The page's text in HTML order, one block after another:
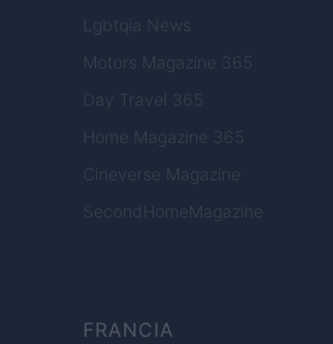
Lgbtqia News
Motors Magazine 365
Day Travel 365
Home Magazine 365
Cineverse Magazine
SecondHomeMagazine
FRANCIA